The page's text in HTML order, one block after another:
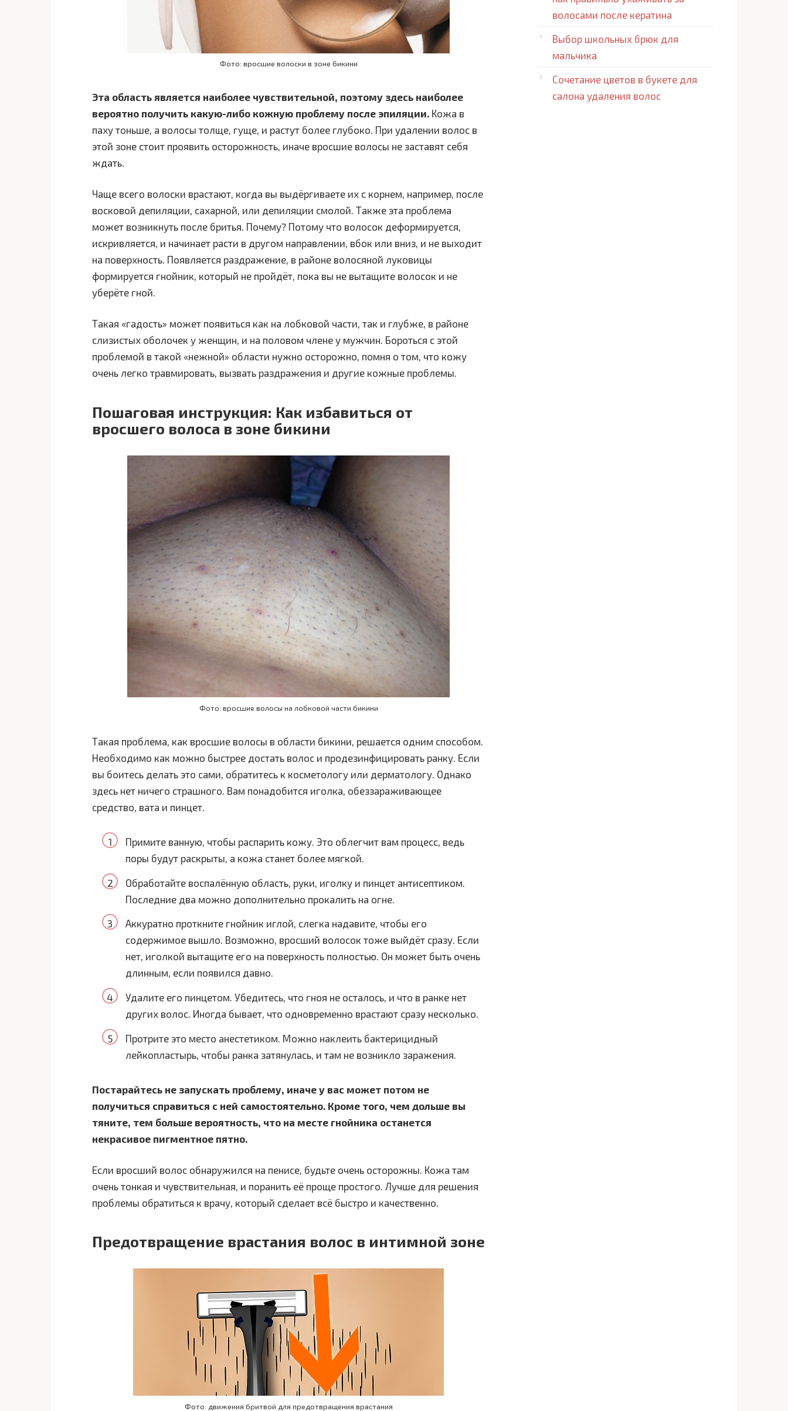
Фото: вросшие волоски в зоне бикини
Эта область является наиболее чувствительной, поэтому здесь наиболее
вероятно получить какую-либо кожную проблему после эпиляции. Кожа в
паху тоньше, а волосы толще, гуще, и растут более глубоко. При удалении волос в
этой зоне стоит проявить осторожность, иначе вросшие волосы не заставят себя
ждать.
Чаще всего волоски врастают, когда вы выдёргиваете их с корнем, например, после
восковой депиляции, сахарной, или депиляции смолой. Также эта проблема
может возникнуть после бритья. Почему? Потому что волосок деформируется,
искривляется, и начинает расти в другом направлении, вбок или вниз, и не выходит
на поверхность. Появляется раздражение, в районе волосяной луковицы
формируется гнойник, который не пройдёт, пока вы не вытащите волосок и не
уберёте гной.
Такая «гадость» может появиться как на лобковой части, так и глубже, в районе
слизистых оболочек у женщин, и на половом члене у мужчин. Бороться с этой
проблемой в такой «нежной» области нужно осторожно, помня о том, что кожу
очень легко травмировать, вызвать раздражения и другие кожные проблемы.
Пошаговая инструкция: Как избавиться от
вросшего волоса в зоне бикини
Фото: вросшие волосы на лобковой части бикини
Такая проблема, как вросшие волосы в области бикини, решается одним способом.
Необходимо как можно быстрее достать волос и продезинфицировать ранку. Если
вы боитесь делать это сами, обратитесь к косметологу или дерматологу. Однако
здесь нет ничего страшного. Вам понадобится иголка, обеззараживающее
средство, вата и пинцет.
Примите ванную, чтобы распарить кожу. Это облегчит вам процесс, ведь
поры будут раскрыты, а кожа станет более мягкой.
Обработайте воспалённую область, руки, иголку и пинцет антисептиком.
Последние два можно дополнительно прокалить на огне.
Аккуратно проткните гнойник иглой, слегка надавите, чтобы его
содержимое вышло. Возможно, вросший волосок тоже выйдёт сразу. Если
нет, иголкой вытащите его на поверхность полностью. Он может быть очень
длинным, если появился давно.
Удалите его пинцетом. Убедитесь, что гноя не осталось, и что в ранке нет
других волос. Иногда бывает, что одновременно врастают сразу несколько.
Протрите это место анестетиком. Можно наклеить бактерицидный
лейкопластырь, чтобы ранка затянулась, и там не возникло заражения.
Постарайтесь не запускать проблему, иначе у вас может потом не
получиться справиться с ней самостоятельно. Кроме того, чем дольше вы
тяните, тем больше вероятность, что на месте гнойника останется
некрасивое пигментное пятно.
Если вросший волос обнаружился на пенисе, будьте очень осторожны. Кожа там
очень тонкая и чувствительная, и поранить её проще простого. Лучше для решения
проблемы обратиться к врачу, который сделает всё быстро и качественно.
Предотвращение врастания волос в интимной зоне
Фото: движения бритвой для предотвращения врастания
волосами после кератина
Выбор школьных брюк для
мальчика
Сочетание цветов в букете для
салона удаления волос